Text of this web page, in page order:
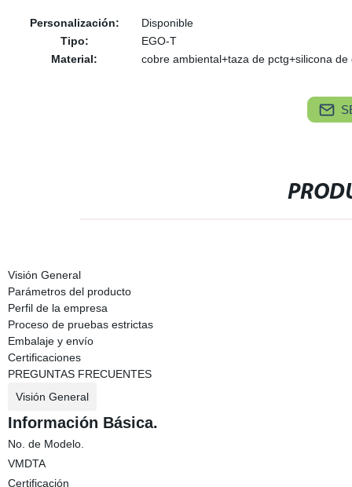
Personalización:
Disponible
Tipo:
EGO-T
Material:
cobre ambiental+taza de pctg+silicona
Visión General
Parámetros del producto
Perfil de la empresa
Proceso de pruebas estrictas
Embalaje y envío
Certificaciones
PREGUNTAS FRECUENTES
Visión General
Información Básica.
No. de Modelo.
VMDTA
Certificación